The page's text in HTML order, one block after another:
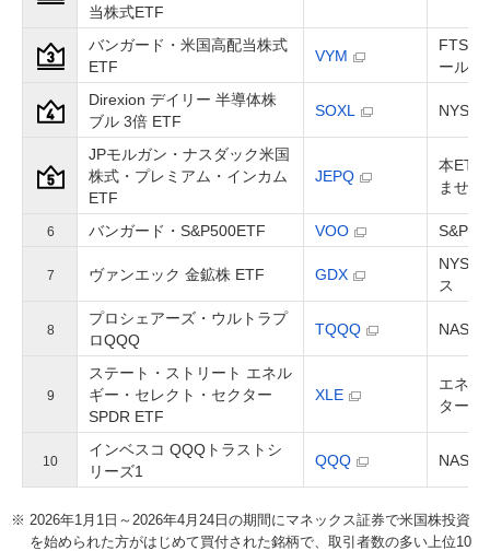
当株式ETF
バンガード・米国高配当株式
ETF
VYM
FTSE
ールド
Direxion デイリー 半導体株
ブル 3倍 ETF
SOXL NYSE
JPモルガン・ナスダック米国
株式・プレミアム・インカム
ETF
JEPQ
本ETF
ませ
6 バンガード・S&P500ETF VOO
7 ヴァンエック 金鉱株 ETF GDX
NYSE
ス
8
プロシェアーズ・ウルトラプ
ロQQQ
TQQQ
9
ステート・ストリート エネル
ギー・セレクト・セクター
SPDR ETF
XLE
エネル
ター・
10
インベスコ QQQトラストシ
リーズ1
QQQ
2026年1月1日～2026年4月24日の期間にマネックス証券で米国株投資
を始められた方がはじめて買付された銘柄で、取引者数の多い上位10